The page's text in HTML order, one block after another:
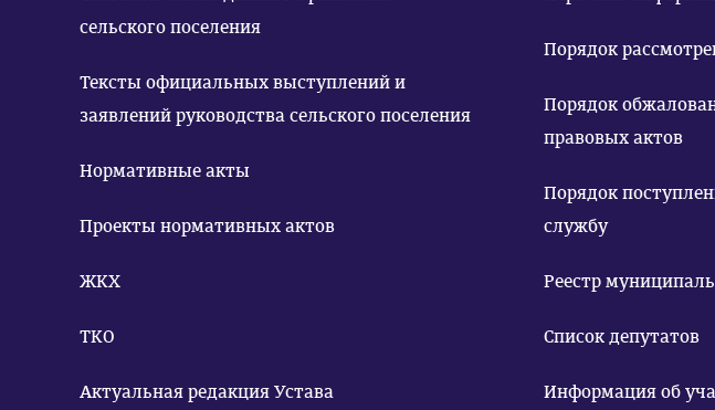
сельского поселения
Тексты официальных выступлений и
заявлений руководства сельского поселения
Нормативные акты
Проекты нормативных актов
ЖКХ
ТКО
Актуальная редакция Устава
Порядок
Порядок
правовых актов
Порядок
службу
Реестр
Список депутатов
Информация об